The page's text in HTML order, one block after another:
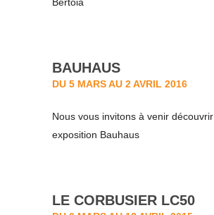
BAUHAUS
DU 5 MARS AU 2 AVRIL 2016
Nous vous invitons à venir
exposition Bauhaus
LE CORBUSIER LC50